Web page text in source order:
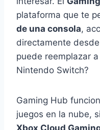
plataforma que te
de una consola,
directamente
puede reemplazar
Nintendo Switch?
Gaming Hub
juegos en la nube,